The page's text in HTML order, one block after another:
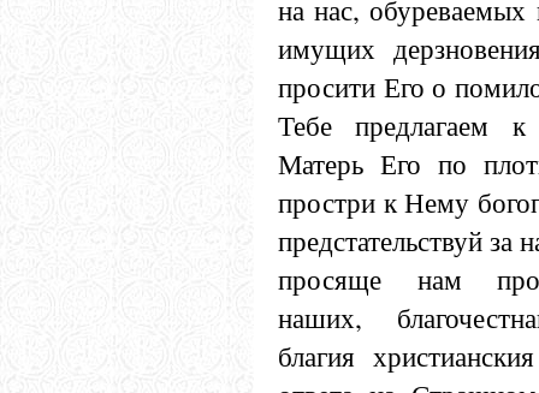
на нас,
имущих
просити Его о
Тебе предлагаем
Матерь Его по
простри к Нему
предстательствуй за
просяще нам
наших,
благия